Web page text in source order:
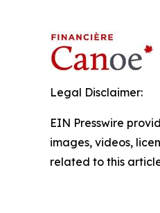
Legal Disclaimer:
EIN Presswire
images, videos,
related to this